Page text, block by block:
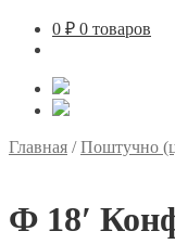
0 ₽ 0 товаров
Главная /Поштучно
Ф 18′